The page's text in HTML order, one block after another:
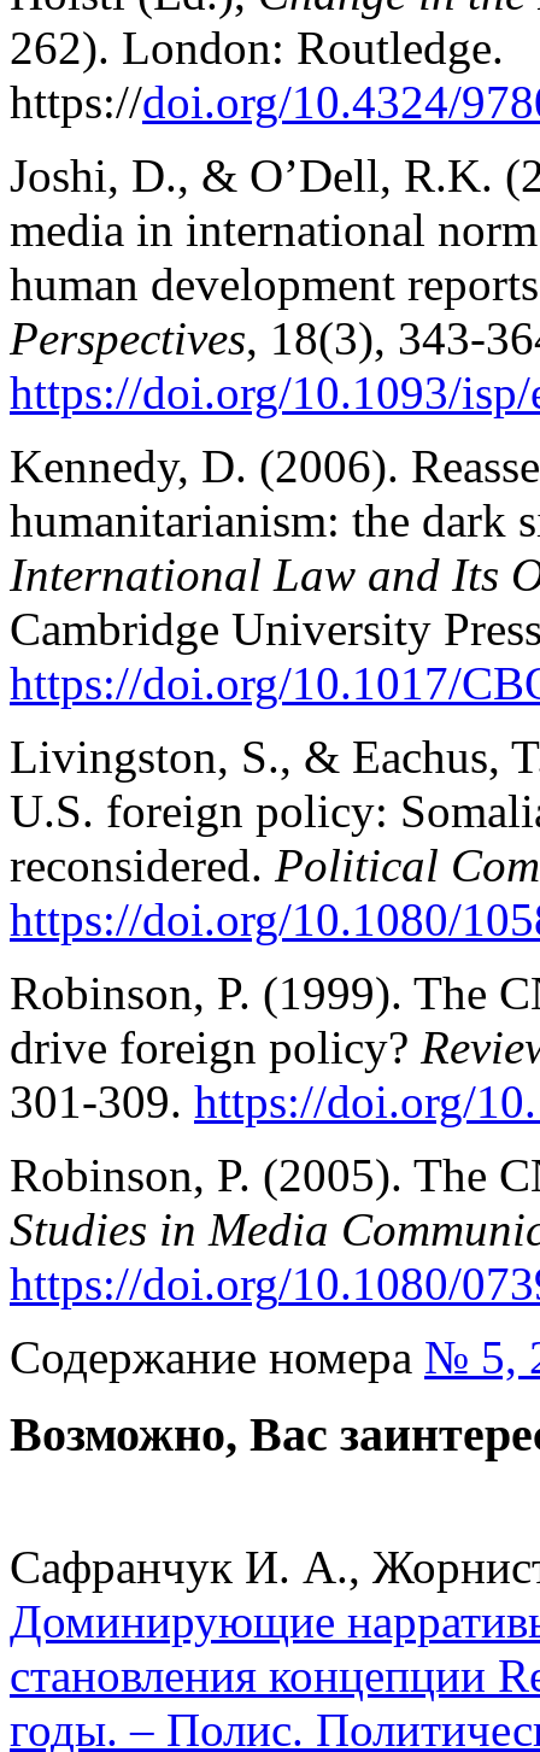
262). London: Routledge.
https://doi.org/10.4324/
Joshi, D., & O’Dell, R.K.
media in international
human development
Perspectives, 18(3), 343-
https://doi.org/10.1093/
Kennedy, D. (2006).
humanitarianism: the dark
International Law and Its
Cambridge University
https://doi.org/10.1017/
Livingston, S., & Eachus,
U.S. foreign policy:
reconsidered. Political
https://doi.org/10.1080/
Robinson, P. (1999). The
drive foreign policy?
301-309. https://doi.org/
Robinson, P. (2005). The
Studies in Media
https://doi.org/10.1080/
Содержание номера № 5,
Возможно, Вас
Сафранчук И. А.,
Доминирующие
становления концепции
годы. – Полис.